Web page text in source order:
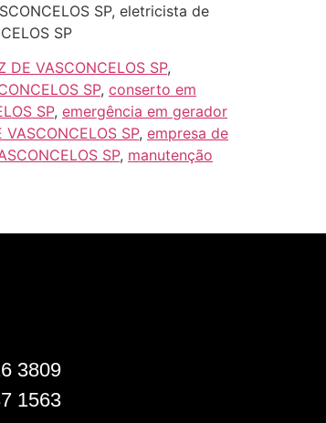
SP, eletricista de
SP
VASCONCELOS SP,
SP, conserto em
SP, emergência em gerador
SP, empresa de
SP, manutenção
3809
1563